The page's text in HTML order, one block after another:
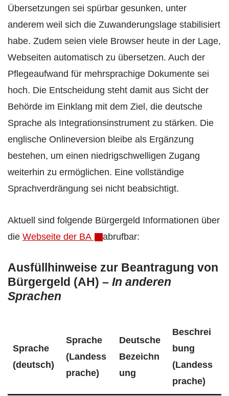
Übersetzungen sei spürbar gesunken, unter
anderem weil sich die Zuwanderungslage stabilisiert
habe. Zudem seien viele Browser heute in der Lage,
Webseiten automatisch zu übersetzen. Auch der
Pflegeaufwand für mehrsprachige Dokumente sei
hoch. Die Entscheidung steht damit aus Sicht der
Behörde im Einklang mit dem Ziel, die deutsche
Sprache als Integrationsinstrument zu stärken. Die
englische Onlineversion bleibe als Ergänzung
bestehen, um einen niedrigschwelligen Zugang
weiterhin zu ermöglichen. Eine vollständige
Sprachverdrängung sei nicht beabsichtigt.
Aktuell sind folgende Bürgergeld Informationen über
die Webseite der BA abrufbar:
Ausfüllhinweise zur Beantragung von
Bürgergeld (AH) – In anderen
Sprachen
Sprache
(deutsch)
Sprache
(Landess
prache)
Deutsche
Bezeichn
ung
Beschrei
bung
(Landess
prache)